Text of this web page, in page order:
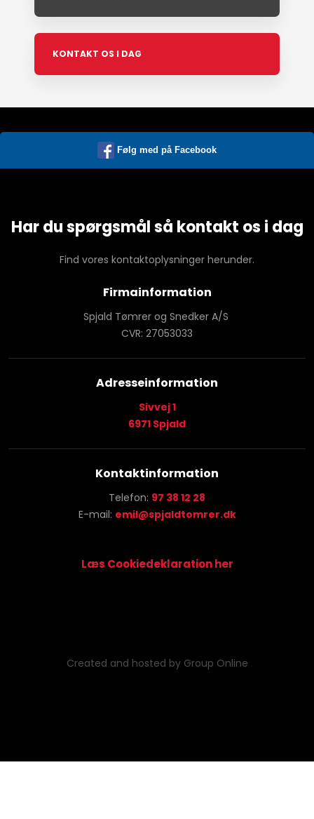
KONTAKT OS I DAG
Følg med på Facebook
Har du spørgsmål så kontakt os i dag
Find vores kontaktoplysninger herunder.
Firmainformation
Spjald Tømrer og Snedker A/S
CVR: 27053033
Adresseinformation
Sivvej 1
​6971 Spjald
Kontaktinformation
Telefon: 97 38 12 28
E-mail: emil@spjaldtomrer.dk
Læs Cookiedeklaration her​
Created and hosted by Group Online